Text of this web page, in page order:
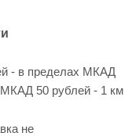
- в пределах МКАД
МКАД 50 рублей - 1 км
не